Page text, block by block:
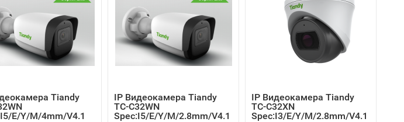
Tiandy
E/Y/M/4mm/V4.1
IP Видеокамера Tiandy
TC-C32WN
Spec:I5/E/Y/M/2.8mm/V4.1
IP Видеокамера Tiandy
TC-C32XN
Spec:I3/E/Y/M/2.8mm/V4.1